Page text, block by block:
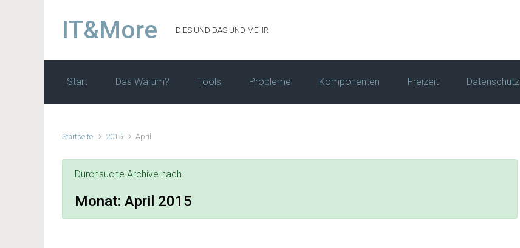
IT&More DIES UND DAS UND MEHR
Start Das Warum? Tools Probleme Komponenten Freizeit Datenschutz
Startseite 2015 April
Durchsuche Archive nach
Monat: April 2015